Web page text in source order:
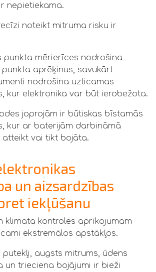
nepietiekama.
noteikt mitruma risku ir
punkta mērierīces nodrošina
aprēķinus, savukārt
nodrošina uzticamas
kur elektronika var būt ierobežota.
joprojām ir būtiskas bīstamās
kur ar baterijām darbināmā
atteikt vai tikt bojāta.
un aizsardzības
iekļūšanu
klimata kontroles aprīkojumam
ekstremālos apstākļos.
putekļi, augsts mitrums, ūdens
un trieciena bojājumi ir bieži